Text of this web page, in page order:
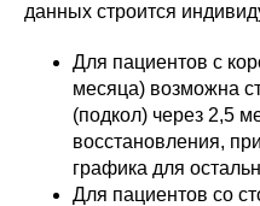
данных строится
Для пациентов с
месяца) возможна
(подкол) через 2,5
восстановления,
графика для
Для пациентов со